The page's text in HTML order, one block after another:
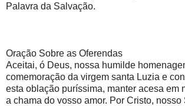
Palavra da Salvação.
Oração Sobre as Oferendas
Aceitai, ó Deus, nossa humilde
comemoração da virgem santa Luzia e
esta oblação puríssima, manter acesa em
a chama do vosso amor. Por Cristo, nosso